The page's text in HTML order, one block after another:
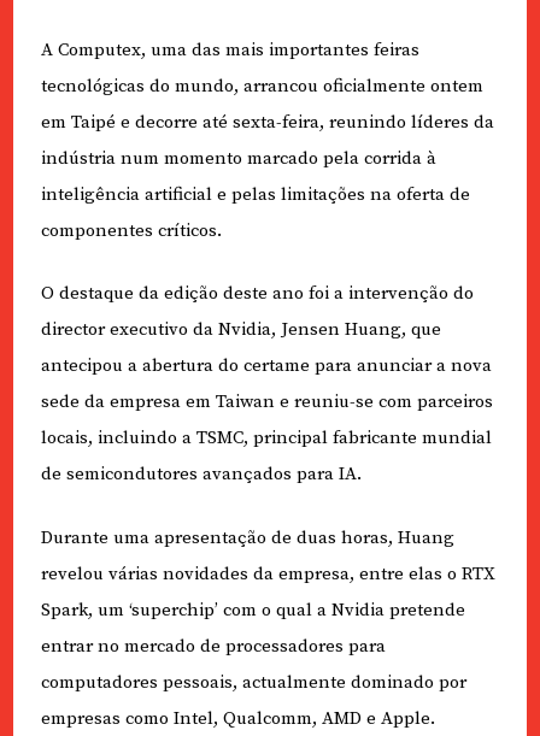
A Computex, uma das mais importantes feiras
tecnológicas do mundo, arrancou oficialmente ontem
em Taipé e decorre até sexta-feira, reunindo líderes da
indústria num momento marcado pela corrida à
inteligência artificial e pelas limitações na oferta de
componentes críticos.
O destaque da edição deste ano foi a intervenção do
director executivo da Nvidia, Jensen Huang, que
antecipou a abertura do certame para anunciar a nova
sede da empresa em Taiwan e reuniu-se com parceiros
locais, incluindo a TSMC, principal fabricante mundial
de semicondutores avançados para IA.
Durante uma apresentação de duas horas, Huang
revelou várias novidades da empresa, entre elas o RTX
Spark, um ‘superchip’ com o qual a Nvidia pretende
entrar no mercado de processadores para
computadores pessoais, actualmente dominado por
empresas como Intel, Qualcomm, AMD e Apple.